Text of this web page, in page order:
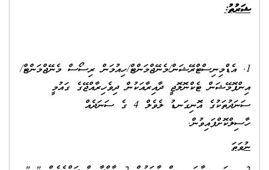
ޝަރުތު:
1. އެޑްމިނިސްޓްރޭޝަން/މެނޭޖްމަންޓް/ހިއުމަން ރިސޯސް މެނޭޖްމަންޓް/
އިންފޮމޭޝަން ޓެކްނޮލޮޖީ ދާއިރާއަކުން ދިވެހިރާއްޖޭގެ ގައުމީ
ސަނަދުތަކުގެ އޮނިގަނޑު ލެވެލް 4 ގެ ސަނަދެއް
ހާސިލްކޮށްފައިވުން.
ނުވަތަ